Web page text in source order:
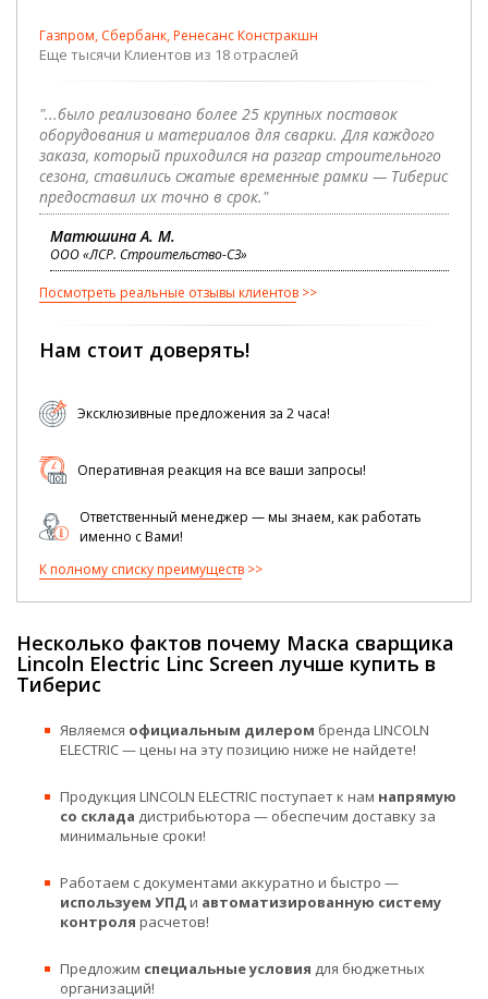
Газпром, Сбербанк, Ренесанс Констракшн
Еще тысячи Клиентов из 18 отраслей
"...было реализовано более 25 крупных поставок
оборудования и материалов для сварки. Для каждого
заказа, который приходился на разгар строительного
сезона, ставились сжатые временные рамки — Тиберис
предоставил их точно в срок."
Матюшина А. М.
ООО «ЛСР. Строительство-СЗ»
Посмотреть реальные отзывы клиентов
Нам стоит доверять!
Эксклюзивные предложения за 2 часа!
Оперативная реакция на все ваши запросы!
Ответственный менеджер — мы знаем, как работать
именно с Вами!
К полному списку преимуществ
Несколько фактов почему Маска сварщика
Lincoln Electric Linc Screen лучше купить в
Тиберис
Являемся официальным дилером бренда LINCOLN
ELECTRIC — цены на эту позицию ниже не найдете!
Продукция LINCOLN ELECTRIC поступает к нам напрямую
со склада дистрибьютора — обеспечим доставку за
минимальные сроки!
Работаем с документами аккуратно и быстро —
используем УПДи автоматизированную систему
контроля расчетов!
Предложим специальные условия для бюджетных
организаций!